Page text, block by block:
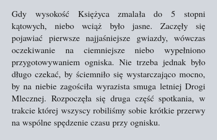
Gdy wysokość Księżyca zmalała do 5 stopni
kątowych, niebo wciąż było jasne. Zaczęły się
pojawiać pierwsze najjaśniejsze gwiazdy, wówczas
oczekiwanie na ciemniejsze niebo wypełniono
przygotowywaniem ogniska. Nie trzeba jednak było
długo czekać, by ściemniło się wystarczająco mocno,
by na niebie zagościła wyrazista smuga letniej Drogi
Mlecznej. Rozpoczęła się druga część spotkania, w
trakcie której wszyscy robiliśmy sobie krótkie przerwy
na wspólne spędzenie czasu przy ognisku.